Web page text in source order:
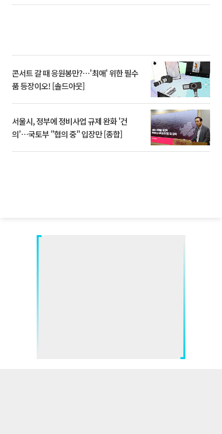
콘서트 갈 때 응원봉만?⋯'최애' 위한 필수
품 등장이오! [솔드아웃]
서울시, 정부에 정비사업 규제 완화 '건
의'⋯국토부 "협의 중" 입장만 [종합]